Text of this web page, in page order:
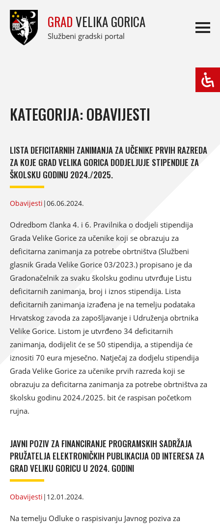
GRADVELIKA GORICA
Službeni gradski portal
KATEGORIJA: OBAVIJESTI
LISTA DEFICITARNIH ZANIMANJA ZA UČENIKE PRVIH RAZREDA
ZA KOJE GRAD VELIKA GORICA DODJELJUJE STIPENDIJE ZA
ŠKOLSKU GODINU 2024./2025.
Obavijesti |06.06.2024.
Odredbom članka 4. i 6. Pravilnika o dodjeli stipendija
Grada Velike Gorice za učenike koji se obrazuju za
deficitarna zanimanja za potrebe obrtništva (Službeni
glasnik Grada Velike Gorice 03/2023.) propisano je da
Gradonačelnik za svaku školsku godinu utvrđuje Listu
deficitarnih zanimanja, broj i iznos stipendija. Lista
deficitarnih zanimanja izrađena je na temelju podataka
Hrvatskog zavoda za zapošljavanje i Udruženja obrtnika
Velike Gorice. Listom je utvrđeno 34 deficitarnih
zanimanja, dodijelit će se 50 stipendija, a stipendija će
iznositi 70 eura mjesečno. Natječaj za dodjelu stipendija
Grada Velike Gorice za učenike prvih razreda koji se
obrazuju za deficitarna zanimanja za potrebe obrtništva za
školsku godinu 2024./2025. bit će raspisan početkom
rujna.
JAVNI POZIV ZA FINANCIRANJE PROGRAMSKIH SADRŽAJA
PRUŽATELJA ELEKTRONIČKIH PUBLIKACIJA OD INTERESA ZA
GRAD VELIKU GORICU U 2024. GODINI
Obavijesti | 12.01.2024.
Na temelju Odluke o raspisivanju Javnog poziva za